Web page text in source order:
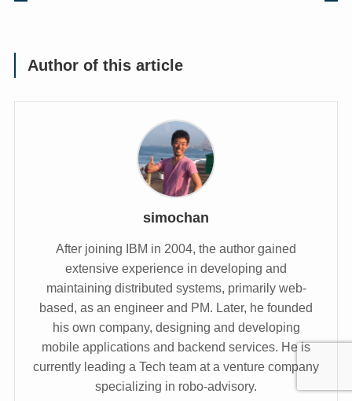
Author of this article
simochan
After joining IBM in 2004, the author gained
extensive experience in developing and
maintaining distributed systems, primarily web-
based, as an engineer and PM. Later, he founded
his own company, designing and developing
mobile applications and backend services. He is
currently leading a Tech team at a venture company
specializing in robo-advisory.